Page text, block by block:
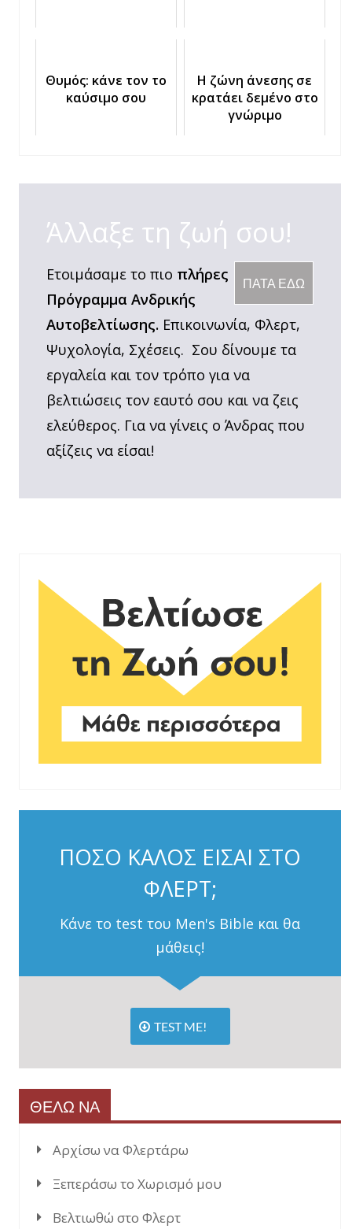
Θυμός: κάνε τον το
καύσιμο σου
Η ζώνη άνεσης σε
κρατάει δεμένο στο
γνώριμο
Άλλαξε τη ζωή σου!
ΠΑΤΑ ΕΔΩ
Ετοιμάσαμε το πιο πλήρες
Πρόγραμμα Ανδρικής
Αυτοβελτίωσης. Επικοινωνία, Φλερτ,
Ψυχολογία, Σχέσεις. Σου δίνουμε τα
εργαλεία και τον τρόπο για να
βελτιώσεις τον εαυτό σου και να ζεις
ελεύθερος. Για να γίνεις ο Άνδρας που
αξίζεις να είσαι!
ΠΟΣΟ ΚΑΛΟΣ ΕΙΣΑΙ ΣΤΟ
ΦΛΕΡΤ;
Κάνε το test του Men's Bible και θα
μάθεις!
TEST ME!
ΘΕΛΩ ΝΑ
Αρχίσω να Φλερτάρω
Ξεπεράσω το Χωρισμό μου
Βελτιωθώ στο Φλερτ